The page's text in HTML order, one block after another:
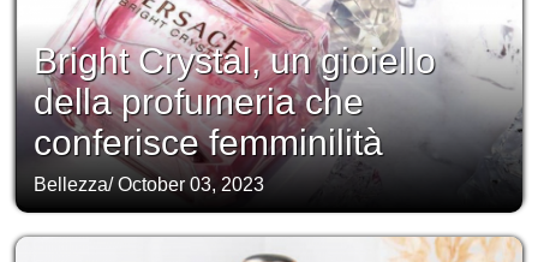
Bright Crystal, un gioiello
della profumeria che
conferisce femminilità
Bellezza/October 03, 2023